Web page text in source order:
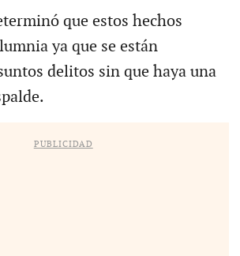
que estos hechos
ya que se están
delitos sin que haya una
PUBLICIDAD